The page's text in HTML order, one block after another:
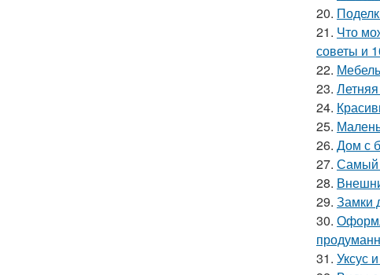
20.
21. Что
советы и
22.
23.
24.
25.
26. Дом с
27. Самый
28.
29. Замки
30.
31. Уксус